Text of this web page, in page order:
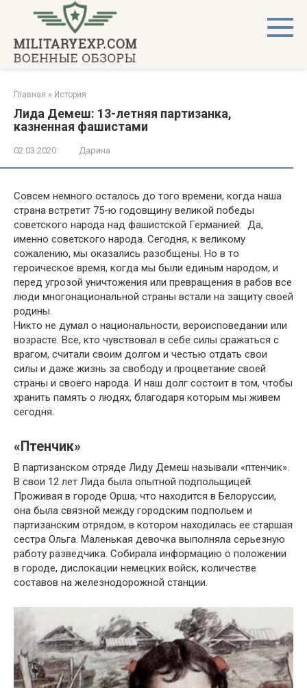
контенту
Главная » История
Лида Демеш: 13-летняя партизанка,
казненная фашистами
02.03.2020 Дарина
Совсем немного осталось до того времени, когда наша
страна встретит 75-ю годовщину великой победы
советского народа над фашистской Германией. Да,
именно советского народа. Сегодня, к великому
сожалению, мы оказались разобщены. Но в то
героическое время, когда мы были единым народом, и
перед угрозой уничтожения или превращения в рабов все
люди многонациональной страны встали на защиту своей
родины.
Никто не думал о национальности, вероисповедании или
возрасте. Все, кто чувствовал в себе силы сражаться с
врагом, считали своим долгом и честью отдать свои
силы и даже жизнь за свободу и процветание своей
страны и своего народа. И наш долг состоит в том, чтобы
хранить память о людях, благодаря которым мы живем
сегодня.
«Птенчик»
В партизанском отряде Лиду Демеш называли «птенчик».
В свои 12 лет Лида была опытной подпольщицей.
Проживая в городе Орша, что находится в Белоруссии,
она была связной между городским подпольем и
партизанским отрядом, в котором находилась ее старшая
сестра Ольга. Маленькая девочка выполняла серьезную
работу разведчика. Собирала информацию о положении
в городе, дислокации немецких войск, количестве
составов на железнодорожной станции.